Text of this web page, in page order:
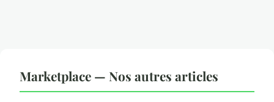
Marketplace — Nos autres articles